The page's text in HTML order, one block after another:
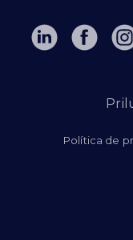
Política de